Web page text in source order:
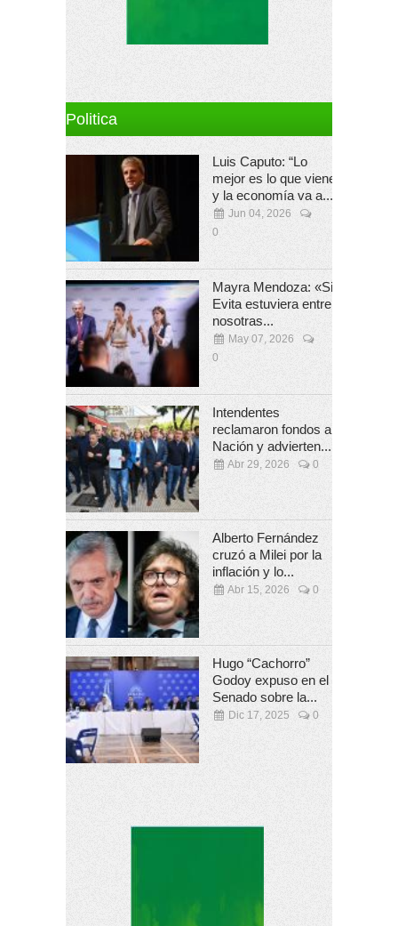
Politica
Luis Caputo: “Lo
mejor es lo que viene
y la economía va a...
Jun 04, 2026
0
Mayra Mendoza: «Si
Evita estuviera entre
nosotras...
May 07, 2026
0
Intendentes
reclamaron fondos a
Nación y advierten...
Abr 29, 2026 0
Alberto Fernández
cruzó a Milei por la
inflación y lo...
Abr 15, 2026 0
Hugo “Cachorro”
Godoy expuso en el
Senado sobre la...
Dic 17, 2025 0